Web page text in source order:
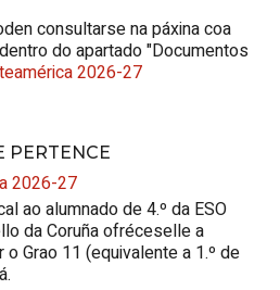
consultarse na páxina coa
do apartado "Documentos
2026-27
PERTENCE
2026-27
ao alumnado de 4.º da ESO
da Coruña ofréceselle a
Grao 11 (equivalente a 1.º de